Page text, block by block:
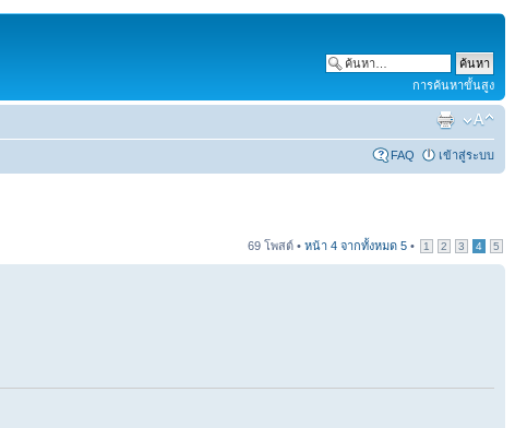
การค้นหาขั้นสูง
FAQ เข้าสู่ระบบ
69 โพสต์ • หน้า 4 จากทั้งหมด 5 • 1 2 3 4 5